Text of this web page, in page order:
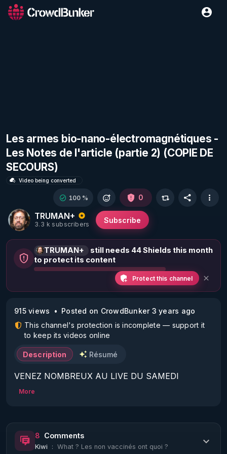
Les armes bio-nano-électromagnétiques -
Les Notes de l'article (partie 2) (COPIE DE
SECOURS)
Video being converted
TRUMAN+
3.3 k subscribers
Subscribe
100 % 0
TRUMAN+
still needs 44 Shields this month
to protect its content
Protect this channel
915 views
Posted on CrowdBunker 3 years ago
This channel's protection is incomplete — support it
to keep its videos online
Description Résumé
VENEZ NOMBREUX AU LIVE DU SAMEDI
30/12/23 20H :
Notes de l'article (partie 2).
CECI EST UNE COPIE DE SECOURS DU LIVE
More
8 Comments
Kiwi : What ? Les non vaccinés ont quoi ?